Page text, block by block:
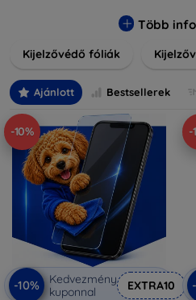
hanem kristálytiszta képet is
méretű és stílusú kijelzővédőink
Legyen szó teljes fedésről vagy
minőséget szem előtt tartva
minden eszközre.
Több
Kijelzővédő fóliák
Ajánlott Bestsellerek
-10%
-10%
Kedvezmény
kuponnal
EXTRA10
-